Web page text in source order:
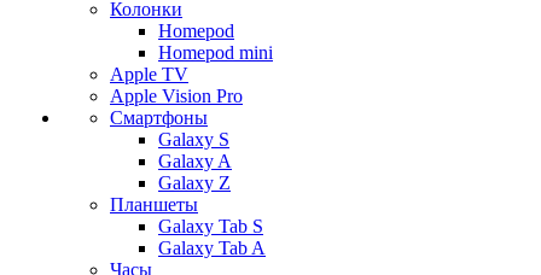
Колонки
Homepod
Homepod mini
Apple TV
Apple Vision Pro
Смартфоны
Galaxy S
Galaxy A
Galaxy Z
Планшеты
Galaxy Tab S
Galaxy Tab A
Часы